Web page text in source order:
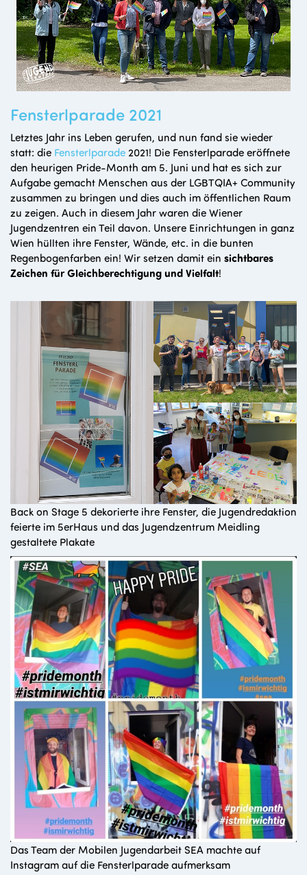
Fensterlparade 2021
Letztes Jahr ins Leben gerufen, und nun fand sie wieder
statt: die Fensterlparade 2021! Die Fensterlparade eröffnete
den heurigen Pride-Month am 5. Juni und hat es sich zur
Aufgabe gemacht Menschen aus der LGBTQIA+ Community
zusammen zu bringen und dies auch im öffentlichen Raum
zu zeigen. Auch in diesem Jahr waren die Wiener
Jugendzentren ein Teil davon. Unsere Einrichtungen in ganz
Wien hüllten ihre Fenster, Wände, etc. in die bunten
Regenbogenfarben ein! Wir setzen damit ein sichtbares
Zeichen für Gleichberechtigung und Vielfalt!
Back on Stage 5 dekorierte ihre Fenster, die Jugendredaktion
feierte im 5erHaus und das Jugendzentrum Meidling
gestaltete Plakate
Das Team der Mobilen Jugendarbeit SEA machte auf
Instagram auf die Fensterlparade aufmerksam